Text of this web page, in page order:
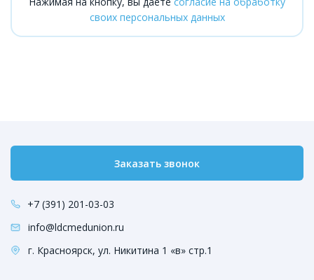
своих персональных данных
Заказать звонок
+7 (391) 201-03-03
info@ldcmedunion.ru
г. Красноярск, ул. Никитина 1 «в» стр.1